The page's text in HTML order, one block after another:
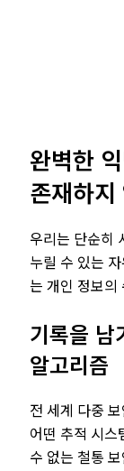
완벽한
존재하
우리는 단순히
누릴 수 있는
는 개인 정보의
기록을 남
알고리즘
전 세계 다중
어떤 추적 시스
수 없는 철통